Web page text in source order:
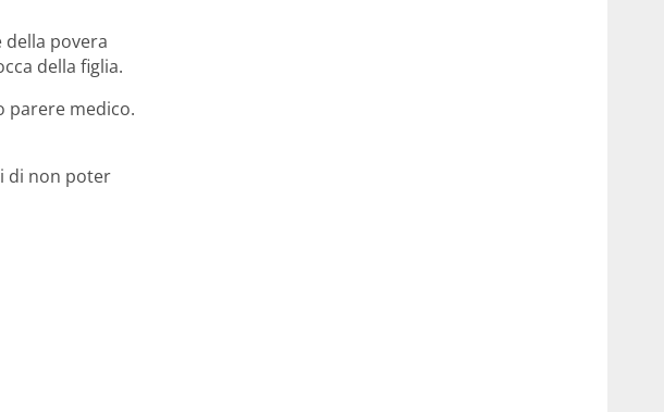
povera
della figlia.
parere medico.
di non poter